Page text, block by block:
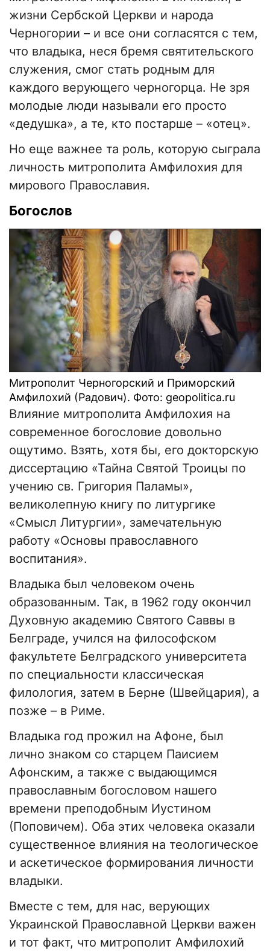
жизни Сербской Церкви и народа
Черногории – и все они согласятся с тем,
что владыка, неся бремя святительского
служения, смог стать родным для
каждого верующего черногорца. Не зря
молодые люди называли его просто
«дедушка», а те, кто постарше – «отец».
Но еще важнее та роль, которую сыграла
личность митрополита Амфилохия для
мирового Православия.
Богослов
Митрополит Черногорский и Приморский
Амфилохий (Радович). Фото: geopolitica.ru
Влияние митрополита Амфилохия на
современное богословие довольно
ощутимо. Взять, хотя бы, его докторскую
диссертацию «Тайна Святой Троицы по
учению св. Григория Паламы»,
великолепную книгу по литургике
«Смысл Литургии», замечательную
работу «Основы православного
воспитания».
Владыка был человеком очень
образованным. Так, в 1962 году окончил
Духовную академию Святого Саввы в
Белграде, учился на философском
факультете Белградского университета
по специальности классическая
филология, затем в Берне (Швейцария), а
позже – в Риме.
Владыка год прожил на Афоне, был
лично знаком со старцем Паисием
Афонским, а также с выдающимся
православным богословом нашего
времени преподобным Иустином
(Поповичем). Оба этих человека оказали
существенное влияния на теологическое
и аскетическое формирования личности
владыки.
Вместе с тем, для нас, верующих
Украинской Православной Церкви важен
и тот факт, что митрополит Амфилохий